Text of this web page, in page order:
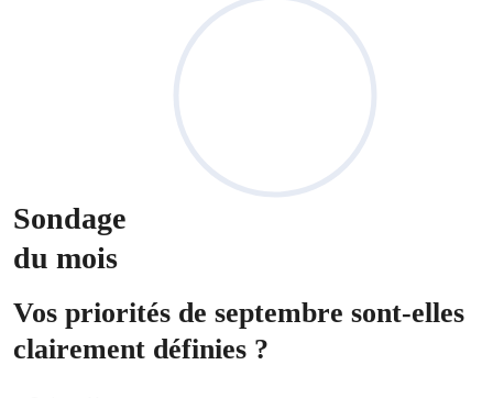
Sondage
du mois
Vos priorités de septembre sont-elles
clairement définies ?